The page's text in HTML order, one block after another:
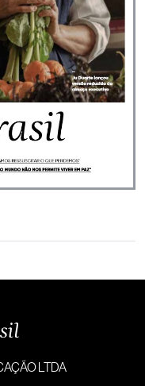
LTDA